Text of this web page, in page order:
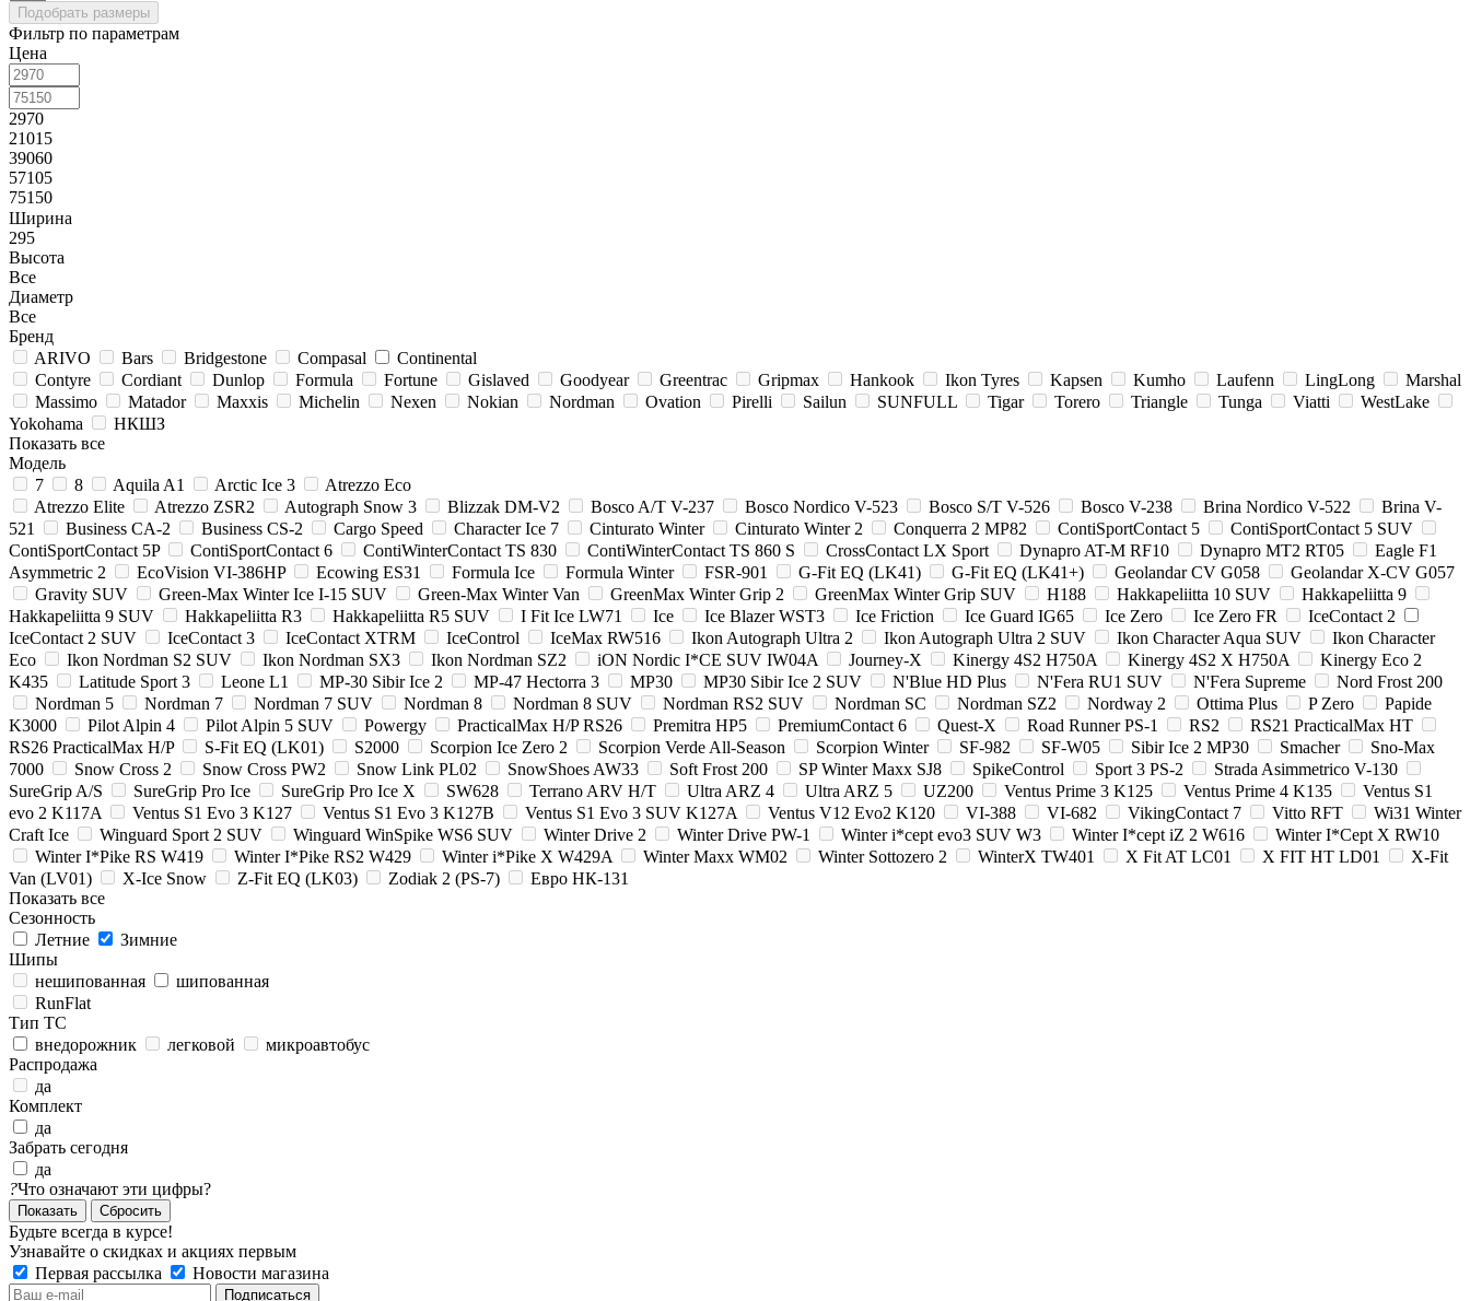
Фильтр по параметрам
Цена
2970
21015
39060
57105
75150
Ширина
295
Высота
Все
Диаметр
Все
Бренд
ARIVO
Bars Bridgestone Compasal
Continental
Contyre
Cordiant Dunlop Formula Fortune Gislaved Goodyear Greentrac Gripmax Hankook Ikon Tyres Kapsen Kumho Laufenn LingLong
Marshal
Massimo
Matador Maxxis Michelin Nexen Nokian Nordman Ovation Pirelli Sailun SUNFULL Tigar Torero Triangle Tunga Viatti
WestLake
Yokohama
НКШЗ
Показать все
Модель
7
8 Aquila A1 Arctic Ice 3
Atrezzo Eco
Atrezzo Elite
Atrezzo ZSR2 Autograph Snow 3 Blizzak DM-V2 Bosco A/T V-237 Bosco Nordico V-523 Bosco S/T V-526 Bosco V-238 Brina Nordico V-522
Brina V-
521
Business CA-2 Business CS-2 Cargo Speed Character Ice 7 Cinturato Winter Cinturato Winter 2 Conquerra 2 MP82 ContiSportContact 5
ContiSportContact 5 SUV
ContiSportContact 5P
ContiSportContact 6 ContiWinterContact TS 830 ContiWinterContact TS 860 S CrossContact LX Sport Dynapro AT-M RF10 Dynapro MT2 RT05
Eagle F1
Asymmetric 2
EcoVision VI-386HP Ecowing ES31 Formula Ice Formula Winter FSR-901 G-Fit EQ (LK41) G-Fit EQ (LK41+) Geolandar CV G058
Geolandar X-CV G057
Gravity SUV
Green-Max Winter Ice I-15 SUV Green-Max Winter Van GreenMax Winter Grip 2 GreenMax Winter Grip SUV H188 Hakkapeliitta 10 SUV
Hakkapeliitta 9
Hakkapeliitta 9 SUV
Hakkapeliitta R3 Hakkapeliitta R5 SUV I Fit Ice LW71 Ice Ice Blazer WST3 Ice Friction Ice Guard IG65 Ice Zero Ice Zero FR
IceContact 2
IceContact 2 SUV
IceContact 3 IceContact XTRM IceControl IceMax RW516 Ikon Autograph Ultra 2 Ikon Autograph Ultra 2 SUV Ikon Character Aqua SUV
Ikon Character
Eco
Ikon Nordman S2 SUV Ikon Nordman SX3 Ikon Nordman SZ2 iON Nordic I*CE SUV IW04A Journey-X Kinergy 4S2 H750A Kinergy 4S2 X H750A
Kinergy Eco 2
K435
Latitude Sport 3 Leone L1 MP-30 Sibir Ice 2 MP-47 Hectorra 3 MP30 MP30 Sibir Ice 2 SUV N'Blue HD Plus N'Fera RU1 SUV N'Fera Supreme
Nord Frost 200
Nordman 5
Nordman 7 Nordman 7 SUV Nordman 8 Nordman 8 SUV Nordman RS2 SUV Nordman SC Nordman SZ2 Nordway 2 Ottima Plus P Zero
Papide
K3000
Pilot Alpin 4 Pilot Alpin 5 SUV Powergy PracticalMax H/P RS26 Premitra HP5 PremiumContact 6 Quest-X Road Runner PS-1 RS2
RS21 PracticalMax HT
RS26 PracticalMax H/P
S-Fit EQ (LK01) S2000 Scorpion Ice Zero 2 Scorpion Verde All-Season Scorpion Winter SF-982 SF-W05 Sibir Ice 2 MP30 Smacher
Sno-Max
7000
Snow Cross 2 Snow Cross PW2 Snow Link PL02 SnowShoes AW33 Soft Frost 200 SP Winter Maxx SJ8 SpikeControl Sport 3 PS-2
Strada Asimmetrico V-130
SureGrip A/S
SureGrip Pro Ice SureGrip Pro Ice X SW628 Terrano ARV H/T Ultra ARZ 4 Ultra ARZ 5 UZ200 Ventus Prime 3 K125 Ventus Prime 4 K135
Ventus S1
evo 2 K117A
Ventus S1 Evo 3 K127 Ventus S1 Evo 3 K127B Ventus S1 Evo 3 SUV K127A Ventus V12 Evo2 K120 VI-388 VI-682 VikingContact 7 Vitto RFT
Wi31 Winter
Craft Ice
Winguard Sport 2 SUV Winguard WinSpike WS6 SUV Winter Drive 2 Winter Drive PW-1 Winter i*cept evo3 SUV W3 Winter I*cept iZ 2 W616
Winter I*Cept X RW10
Winter I*Pike RS W419
Winter I*Pike RS2 W429 Winter i*Pike X W429A Winter Maxx WM02 Winter Sottozero 2 WinterX TW401 X Fit AT LC01 X FIT HT LD01
X-Fit
Van (LV01)
X-Ice Snow Z-Fit EQ (LK03) Zodiak 2 (PS-7)
Евро НК-131
Показать все
Сезонность
Летние
Зимние
Шипы
нешипованная
шипованная
RunFlat
Тип ТС
внедорожник
легковой
микроавтобус
Распродажа
да
Комплект
да
Забрать сегодня
да
?Что означают эти цифры?
Сбросить
Будьте всегда в курсе!
Узнавайте о скидках и акциях первым
Первая рассылка
Новости магазина